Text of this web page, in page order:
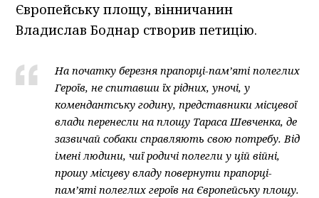
Європейську площу, вінничанин
Владислав Боднар створив петицію.
На початку березня прапорці-пам’яті полеглих
Героїв, не спитавши їх рідних, уночі, у
комендантську годину, представники місцевої
влади перенесли на площу Тараса Шевченка, де
зазвичай собаки справляють свою потребу. Від
імені людини, чиї родичі полегли у цій війні,
прошу місцеву владу повернути прапорці-
пам’яті полеглих героїв на Європейську площу.